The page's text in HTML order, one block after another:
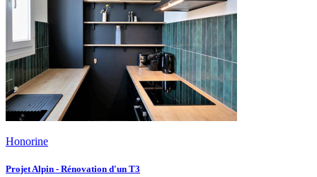
Honorine
Projet Alpin - Rénovation d'un T3